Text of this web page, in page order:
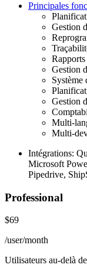
Principales
Gestion
Gestion
Système
Gestion
Multi-
Multi-
Intégrations:
Microsoft
Pipedrive,
Professional
$69
/user/month
Utilisateurs au-delà